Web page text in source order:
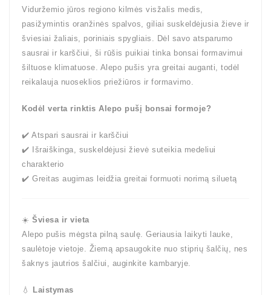
Viduržemio jūros regiono kilmės visžalis medis,
pasižymintis oranžinės spalvos, giliai suskeldėjusia žieve ir
šviesiai žaliais, poriniais spygliais. Dėl savo atsparumo
sausrai ir karščiui, ši rūšis puikiai tinka bonsai formavimui
šiltuose klimatuose. Alepo pušis yra greitai auganti, todėl
reikalauja nuoseklios priežiūros ir formavimo.
Kodėl verta rinktis Alepo pušį bonsai formoje?
✔️ Atspari sausrai ir karščiui
✔️ Išraiškinga, suskeldėjusi žievė suteikia medeliui
charakterio
✔️ Greitas augimas leidžia greitai formuoti norimą siluetą
☀️ Šviesa ir vieta
Alepo pušis mėgsta pilną saulę. Geriausia laikyti lauke,
saulėtoje vietoje. Žiemą apsaugokite nuo stiprių šalčių, nes
šaknys jautrios šalčiui, auginkite kambaryje.
💧
Laistymas